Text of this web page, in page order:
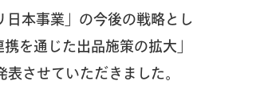
日本事業」の今後の戦略とし
を通じた出品施策の拡大」
させていただきました。